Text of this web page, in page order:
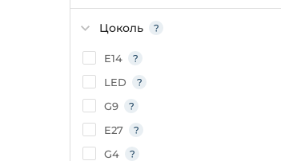
Цоколь
E14
LED
G9
E27
G4